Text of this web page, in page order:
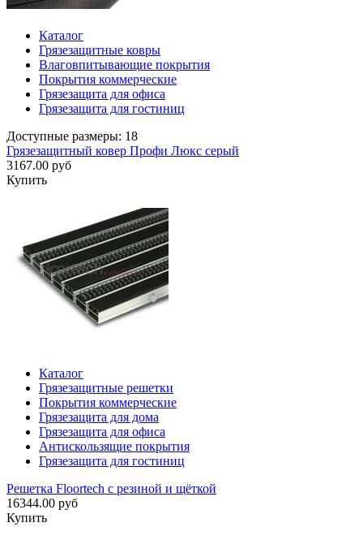
Каталог
Грязезащитные ковры
Влаговпитывающие покрытия
Покрытия коммерческие
Грязезащита для офиса
Грязезащита для гостиниц
Доступные размеры: 18
Грязезащитный ковер Профи Люкс серый
3167.00 руб
Купить
Каталог
Грязезащитные решетки
Покрытия коммерческие
Грязезащита для дома
Грязезащита для офиса
Антискользящие покрытия
Грязезащита для гостиниц
Решетка Floortech с резиной и щёткой
16344.00 руб
Купить